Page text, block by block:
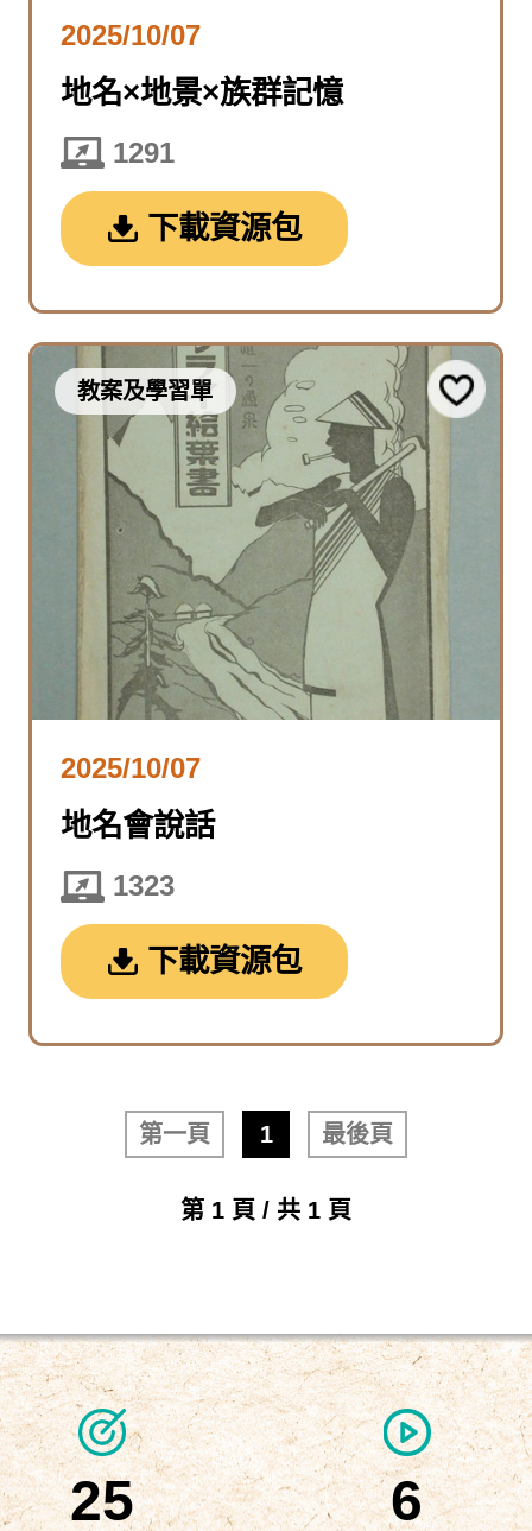
2025/10/07
地名×地景×族群記憶
1291
下載資源包
教案及學習單
2025/10/07
地名會說話
1323
下載資源包
第一頁 1 最後頁
第 1 頁 / 共 1 頁
25 6